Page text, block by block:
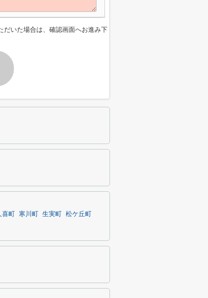
だいた場合は、確認画面へお進み下
町 寒川町 生実町
松ケ丘町